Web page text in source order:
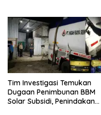
Tim Investigasi Temukan
Dugaan Penimbunan BBM
Solar Subsidi, Penindakan